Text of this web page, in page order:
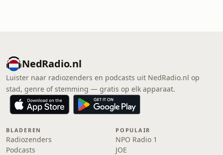
NedRadio.nl
Luister naar radiozenders en podcasts uit NedRadio.nl op
stad, genre of stemming — gratis op elk apparaat.
BLADEREN
Radiozenders
Podcasts
POPULAIR
NPO Radio 1
JOE